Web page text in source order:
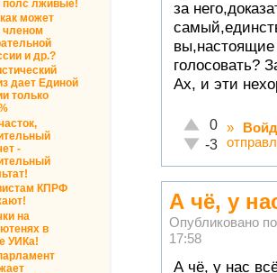
полс лживые!
как может
членом
и др.?
дает Единой
только
-
КПРФ
на
в
УИКа!
за
голосовать?
Ах, и эти
Отлично!
0
Неадекватно!
-3
»
А чё, у
Опубликовано
17:58
А чё, у нас